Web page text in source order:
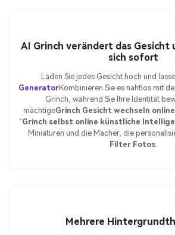
AI Grinch verändert das Gesicht
sich sofort
Laden Sie jedes Gesicht hoch und
GeneratorKombinieren Sie es nahtlos mit
Grinch, während Sie Ihre Identität
mächtigeGrinch Gesicht wechseln online
"Grinch selbst online künstliche
Miniaturen und die Macher, die
Filter Fotos.
Mehrere